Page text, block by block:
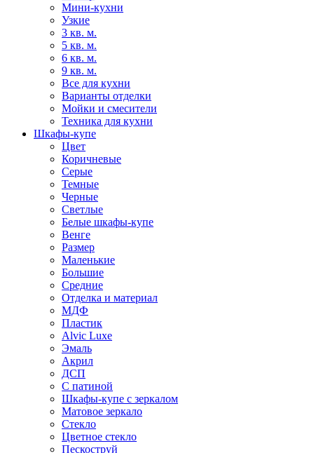
Мини-кухни
Узкие
3 кв. м.
5 кв. м.
6 кв. м.
9 кв. м.
Все для кухни
Варианты отделки
Мойки и смесители
Техника для кухни
Шкафы-купе
Цвет
Коричневые
Серые
Темные
Черные
Светлые
Белые шкафы-купе
Венге
Размер
Маленькие
Большие
Средние
Отделка и материал
МДФ
Пластик
Alvic Luxe
Эмаль
Акрил
ДСП
С патиной
Шкафы-купе с зеркалом
Матовое зеркало
Стекло
Цветное стекло
Пескоструй